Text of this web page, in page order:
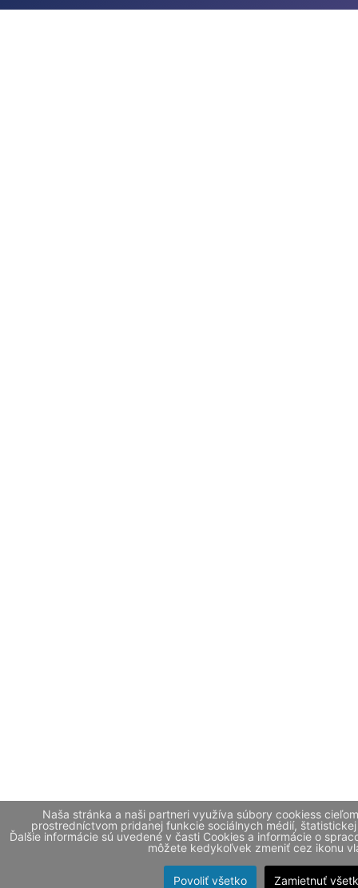
Naša stránka a naši partneri využíva súbory cookiess
prostredníctvom pridanej funkcie sociálnych médií,
Ďalšie informácie sú uvedené v časti Cookies a informácie o
môžete kedykoľvek zmeniť cez ikonu
Povoliť všetko Zamietnuť